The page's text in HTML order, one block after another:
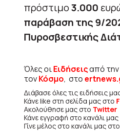
πρόστιμο3.000
παράβαση της 9/
Πυροσβεστικής
Όλες οιΕιδήσειςαπό την
τονΚόσμο, στο
Διάβασε όλες τις ειδήσεις
Κάνε like στη σελίδα μας στο
Ακολούθησε μας στο Twitter
Κάνε εγγραφή στο κανάλι
Γίνε μέλος στο κανάλι μας στο